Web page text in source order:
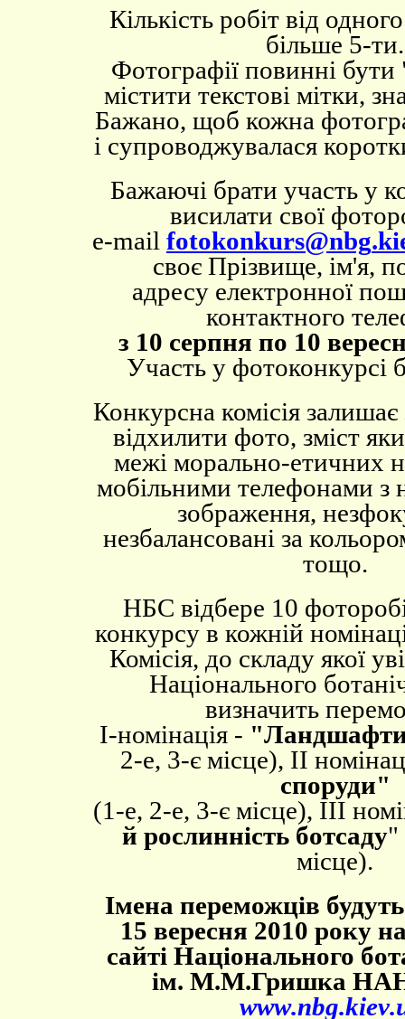
Кількість робіт від
більше 5-ти.
Фотографії повинні
містити текстові мітки,
Бажано, щоб кожна
і супроводжувалася
Бажаючі брати участь у
висилати свої
e-maіl fotokonkurs@nbg.
своє Прізвище, ім'я,
адресу електронної
контактного
з 10 серпня по 10
Участь у фотоконкурсі
Конкурсна комісія
відхилити фото, зміст
межі морально-етичних
мобільними телефонами з
зображення,
незбалансовані за
тощо.
НБС відбере 10
конкурсу в кожній
Комісія, до складу якої
Національного
визначить
І-номінація -
2-е, 3-є місце), ІІ
споруди"
(1-е, 2-е, 3-є місце), ІІІ
й рослинність ботсаду"
місце).
Імена переможців
15 вересня 2010 року
сайті Національного
ім. М.М.Гришка
www.nbg.kiev.